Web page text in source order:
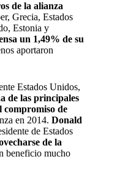
de la alianza
Grecia, Estados
Estonia y
un 1,49% de su
aportaron
Estados Unidos,
de las principales
compromiso de
en 2014. Donald
de Estados
de la
beneficio mucho